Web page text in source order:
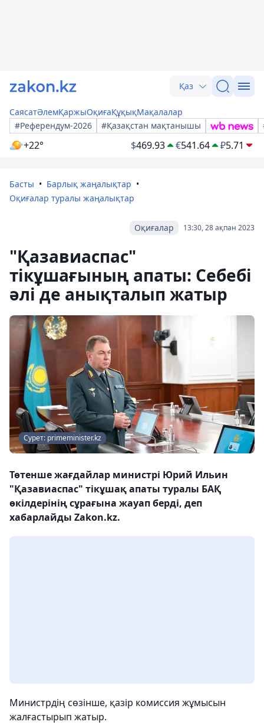
Қаз
СаясатӘлемҚаржыОқиғаҚұқықМақалалар
#Референдум-2026
#Қазақстан мақтанышы
+22° $469.93 €541.64 ₽5.71
Басты
Барлық жаңалықтар
Оқиғалар туралы жаңалықтар
13:30, 28 ақпан 2023
Оқиғалар
"Қазавиаспас"
тікұшағының апаты: Себебі
әлі де анықталып жатыр
Сурет: primeminister.kz
Төтенше жағдайлар министрі Юрий Ильин
"Қазавиаспас" тікұшақ апаты туралы БАҚ
өкілдерінің сұрағына жауап берді, деп
хабарлайды Zakon.kz.
Министрдің сөзінше, қазір комиссия жұмысын
жалғастырып жатыр.